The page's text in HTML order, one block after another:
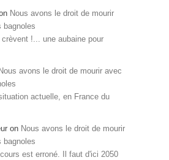
Nous avons le droit de mourir
bagnoles
!... une aubaine pour
Nous avons le droit de mourir avec
actuelle, en France du
on Nous avons le droit de mourir
bagnoles
est erroné. Il faut d'ici 2050